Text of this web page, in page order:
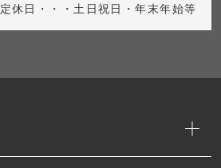
定休日・・・土日祝日・年末年始等